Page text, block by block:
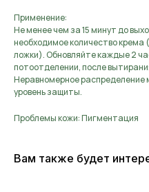
Применение:
Не менее чем за 15 минут до
необходимое количество
ложки). Обновляйте каждые 2
потоотделении, после
Неравномерное распределение
уровень защиты.
Проблемы кожи: Пигментация
Вам также будет